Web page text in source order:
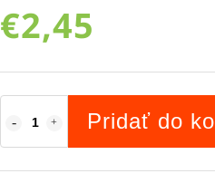
€2,45
Pridať do